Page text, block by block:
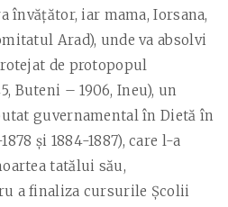
învăţător, iar mama, Iorsana,
Arad), unde va absolvi
de protopopul
Buteni – 1906, Ineu), un
guvernamental în Dietă în
și 1884-1887), care l-a
tatălui său,
a finaliza cursurile Şcolii